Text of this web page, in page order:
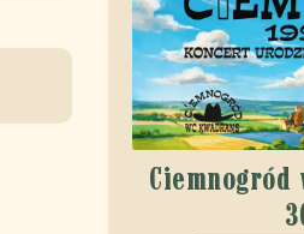
Ciemnogród